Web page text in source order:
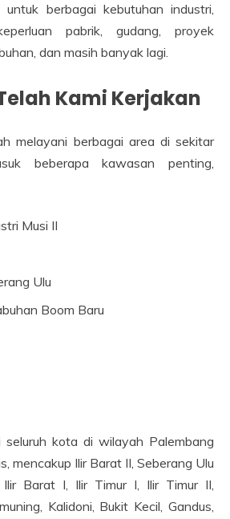
berbagai kebutuhan industri,
pabrik, gudang, proyek
dan masih banyak lagi.
Kami Kerjakan
melayani berbagai area di sekitar
beberapa kawasan penting,
Musi II
Ulu
Boom Baru
seluruh kota di wilayah Palembang
mencakup Ilir Barat II, Seberang Ulu
Barat I, Ilir Timur I, Ilir Timur II,
Kalidoni, Bukit Kecil, Gandus,